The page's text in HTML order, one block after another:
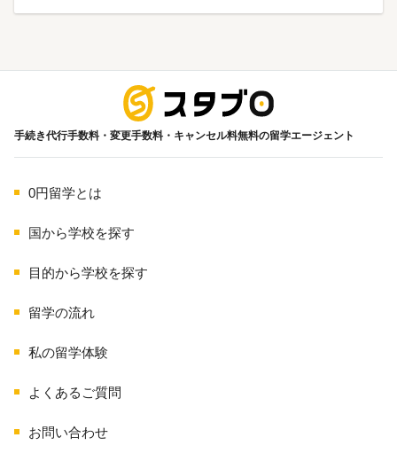
手続き代行手数料・変更手数料・キャンセル料無料の留学エージェント
0円留学とは
国から学校を探す
目的から学校を探す
留学の流れ
私の留学体験
よくあるご質問
お問い合わせ